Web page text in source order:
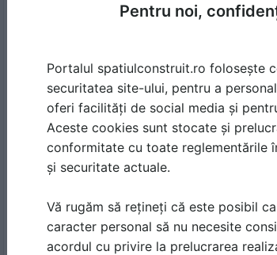
Pentru noi,
Portalul spatiulconstruit.ro folosește
securitatea site-ului, pentru a
oferi facilități de social media și
Aceste cookies sunt stocate și
conformitate cu toate reglementările
și securitate actuale.
Vă rugăm să rețineți că este posibil
caracter personal să nu necesite
acordul cu privire la prelucrarea